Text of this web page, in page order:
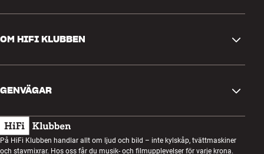
Retur och reklamation
Ångra beställning
Köpvillkor
OM HIFI KLUBBEN
Kundklubb
Lyssnarkväll
GENVÄGAR
Presentkort
Bygg med ljud
På HiFi Klubben handlar allt om ljud och bild – inte kylskåp, tvättmaskiner
och stavmixrar. Hos oss får du musik- och filmupplevelser för varje krona.